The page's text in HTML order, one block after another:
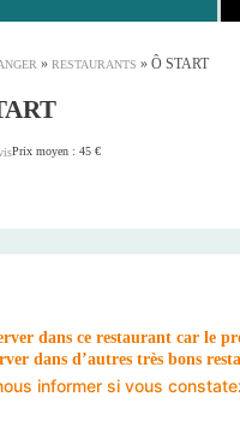
» RESTAURANTS » Ô START
Prix moyen : 45 €
dans ce restaurant car le
dans d’autres très bons
informer si vous